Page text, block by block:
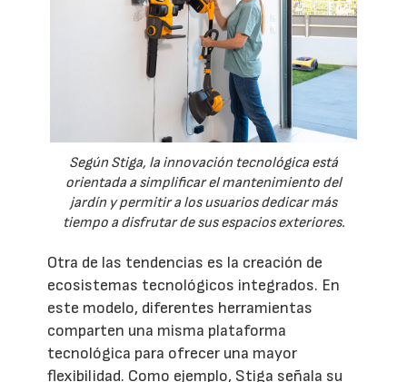
Según Stiga, la innovación tecnológica está
orientada a simplificar el mantenimiento del
jardín y permitir a los usuarios dedicar más
tiempo a disfrutar de sus espacios exteriores.
Otra de las tendencias es la creación de
ecosistemas tecnológicos integrados. En
este modelo, diferentes herramientas
comparten una misma plataforma
tecnológica para ofrecer una mayor
flexibilidad. Como ejemplo, Stiga señala su